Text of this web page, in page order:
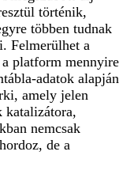
történik,
többen tudnak
Felmerülhet a
platform mennyire
adatok alapján
amely jelen
katalizátora,
nemcsak
de a